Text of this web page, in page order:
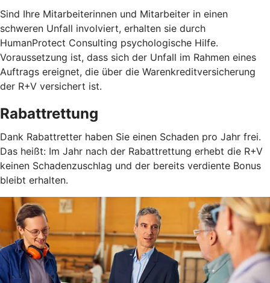
Sind Ihre Mitarbeiterinnen und Mitarbeiter in einen
schweren Unfall involviert, erhalten sie durch
HumanProtect Consulting psychologische Hilfe.
Voraussetzung ist, dass sich der Unfall im Rahmen eines
Auftrags ereignet, die über die Warenkreditversicherung
der R+V versichert ist.
Rabattrettung
Dank Rabattretter haben Sie einen Schaden pro Jahr frei.
Das heißt: Im Jahr nach der Rabattrettung erhebt die R+V
keinen Schadenzuschlag und der bereits verdiente Bonus
bleibt erhalten.